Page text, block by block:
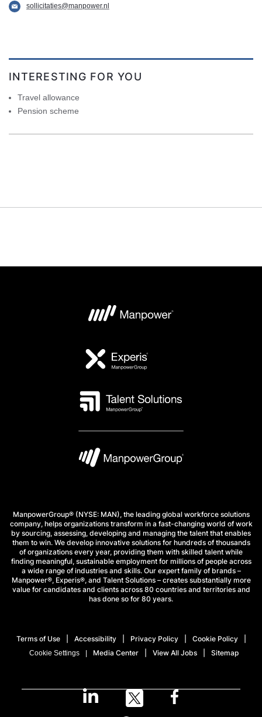
sollicitaties@manpower.nl
INTERESTING FOR YOU
Travel allowance
Pension scheme
ManpowerGroup® (NYSE: MAN), the leading global workforce solutions
company, helps organizations transform in a fast-changing world of work
by sourcing, assessing, developing and managing the talent that enables
them to win. We develop innovative solutions for hundreds of thousands
of organizations every year, providing them with skilled talent while
finding meaningful, sustainable employment for millions of people across
a wide range of industries and skills. Our expert family of brands –
Manpower®, Experis®, and Talent Solutions – creates substantially more
value for candidates and clients across 80 countries and territories and
has done so for 80 years.
Terms of Use Accessibility Privacy Policy Cookie Policy
Cookie Settings Media Center View All Jobs Sitemap